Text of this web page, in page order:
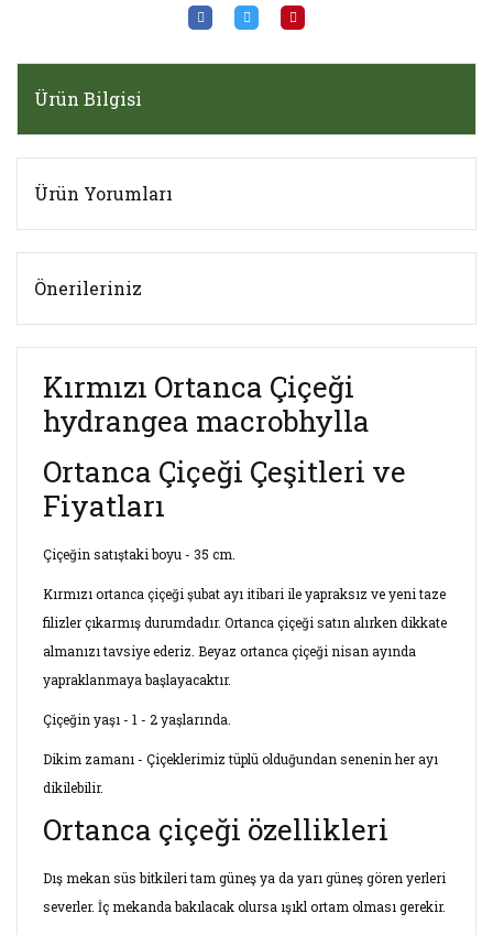
Ürün Bilgisi
Ürün Yorumları
Önerileriniz
Kırmızı Ortanca Çiçeği
hydrangea macrobhylla
Ortanca Çiçeği Çeşitleri ve
Fiyatları
Çiçeğin satıştaki boyu - 35 cm.
Kırmızı ortanca çiçeği şubat ayı itibari ile yapraksız ve yeni taze
filizler çıkarmış durumdadır. Ortanca çiçeği satın alırken dikkate
almanızı tavsiye ederiz. Beyaz ortanca çiçeği nisan ayında
yapraklanmaya başlayacaktır.
Çiçeğin yaşı - 1 - 2 yaşlarında.
Dikim zamanı - Çiçeklerimiz tüplü olduğundan senenin her ayı
dikilebilir.
Ortanca çiçeği özellikleri
Dış mekan süs bitkileri tam güneş ya da yarı güneş gören yerleri
severler. İç mekanda bakılacak olursa ışıkl ortam olması gerekir.